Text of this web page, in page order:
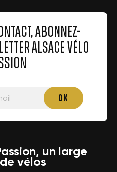
ABONNEZ-
ALSACE VÉLO
un large
vélos